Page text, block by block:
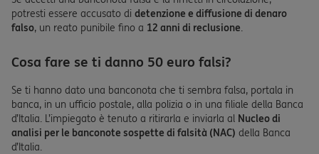
potresti essere accusato di detenzione e diffusione di denaro
falso, un reato punibile fino a 12 anni di reclusione.
Cosa fare se ti danno 50 euro falsi?
Se ti hanno dato una banconota che ti sembra falsa, portala in
banca, in un ufficio postale, alla polizia o in una filiale della Banca
d’Italia. L’impiegato è tenuto a ritirarla e inviarla al Nucleo di
analisi per le banconote sospette di falsità (NAC) della Banca
d’Italia.